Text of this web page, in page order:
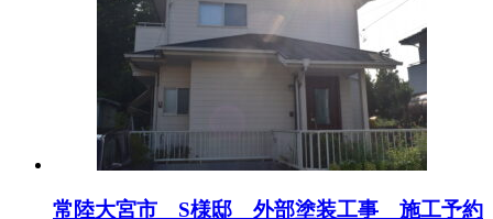
常陸大宮市 S様邸 外部塗装工事 施工予約